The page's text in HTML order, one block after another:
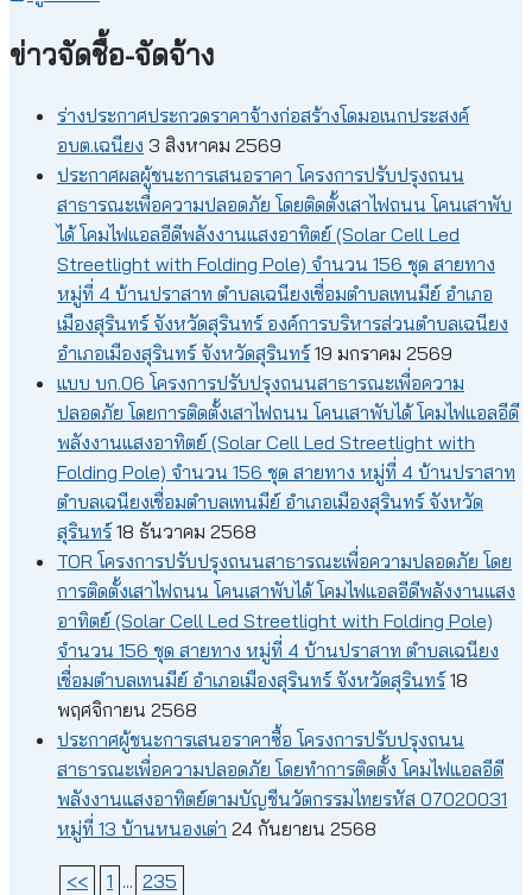
ข่าวจัดชื้อ-จัดจ้าง
ร่างประกาศประกวดราคาจ้างก่อสร้างโดมอเนกประสงค์
อบต.เฉนียง 3 สิงหาคม 2569
ประกาศผลผู้ชนะการเสนอราคา โครงการปรับปรุงถนน
สาธารณะเพื่อความปลอดภัย โดยติดตั้งเสาไฟถนน โคนเสาพับ
ได้ โคมไฟแอลอีดีพลังงานแสงอาทิตย์ (Solar Cell Led
Streetlight with Folding Pole) จำนวน 156 ชุด สายทาง
หมู่ที่ 4 บ้านปราสาท ตำบลเฉนียงเชื่อมตำบลเทนมีย์ อำเภอ
เมืองสุรินทร์ จังหวัดสุรินทร์ องค์การบริหารส่วนตำบลเฉนียง
อำเภอเมืองสุรินทร์ จังหวัดสุรินทร์ 19 มกราคม 2569
แบบ บก.06 โครงการปรับปรุงถนนสาธารณะเพื่อความ
ปลอดภัย โดยการติดตั้งเสาไฟถนน โคนเสาพับได้ โคมไฟแอลอีดี
พลังงานแสงอาทิตย์ (Solar Cell Led Streetlight with
Folding Pole) จำนวน 156 ชุด สายทาง หมู่ที่ 4 บ้านปราสาท
ตำบลเฉนียงเชื่อมตำบลเทนมีย์ อำเภอเมืองสุรินทร์ จังหวัด
สุรินทร์ 18 ธันวาคม 2568
TOR โครงการปรับปรุงถนนสาธารณะเพื่อความปลอดภัย โดย
การติดตั้งเสาไฟถนน โคนเสาพับได้ โคมไฟแอลอีดีพลังงานแสง
อาทิตย์ (Solar Cell Led Streetlight with Folding Pole)
จำนวน 156 ชุด สายทาง หมู่ที่ 4 บ้านปราสาท ตำบลเฉนียง
เชื่อมตำบลเทนมีย์ อำเภอเมืองสุรินทร์ จังหวัดสุรินทร์ 18
พฤศจิกายน 2568
ประกาศผู้ชนะการเสนอราคาซื้อ โครงการปรับปรุงถนน
สาธารณะเพื่อความปลอดภัย โดยทำการติดตั้ง โคมไฟแอลอีดี
พลังงานแสงอาทิตย์ตามบัญชีนวัตกรรมไทยรหัส 07020031
หมู่ที่ 13 บ้านหนองเต่า 24 กันยายน 2568
<< 1 ... 235